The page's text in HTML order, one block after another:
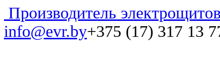
Производитель
info@evr.by+375 (17) 317 13